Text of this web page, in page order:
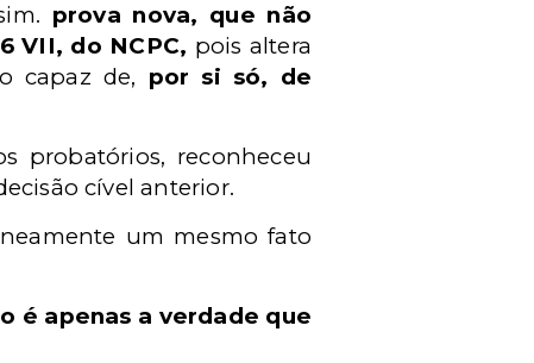
prova nova, que não
VII, do NCPC, pois altera
capaz de, por si só, de
probatórios, reconheceu
cível anterior.
um mesmo fato
é apenas a verdade que